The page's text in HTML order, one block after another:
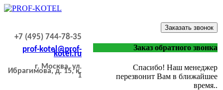
+7 (495) 744-78-35
prof-kotel@prof-
kotel.ru
г. Москва, ул.
Ибрагимова, д. 15, к.
1
Заказать звонок
Заказ обратного звонка
Спасибо! Наш менеджер
перезвонит Вам в ближайшее
время..